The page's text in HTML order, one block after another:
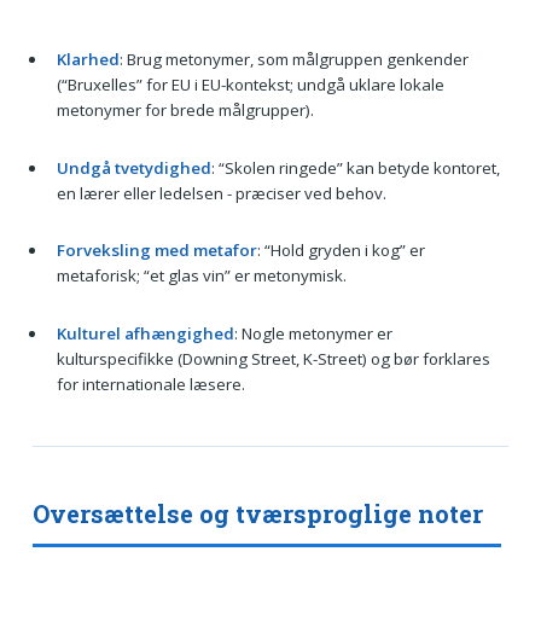
Klarhed: Brug metonymer, som målgruppen genkender
(“Bruxelles” for EU i EU-kontekst; undgå uklare lokale
metonymer for brede målgrupper).
Undgå tvetydighed: “Skolen ringede” kan betyde kontoret,
en lærer eller ledelsen - præciser ved behov.
Forveksling med metafor: “Hold gryden i kog” er
metaforisk; “et glas vin” er metonymisk.
Kulturel afhængighed: Nogle metonymer er
kulturspecifikke (Downing Street, K-Street) og bør forklares
for internationale læsere.
Oversættelse og tværsproglige noter